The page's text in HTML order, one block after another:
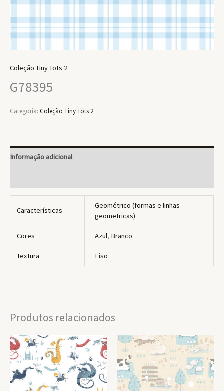
Coleção Tiny Tots 2
G78395
Categoria: Coleção Tiny Tots 2
Informação adicional
Características
Geométrico (formas e linhas
geometricas)
Cores Azul, Branco
Textura Liso
Produtos relacionados